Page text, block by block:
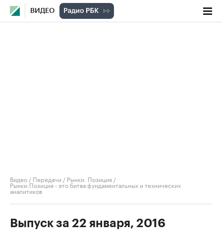
ВИДЕО
Видео / Передачи / Рынки. Позиция /
Рынки.Позиция - это битва фундаментальных и технических
аналитиков
Выпуск за 22 января, 2016